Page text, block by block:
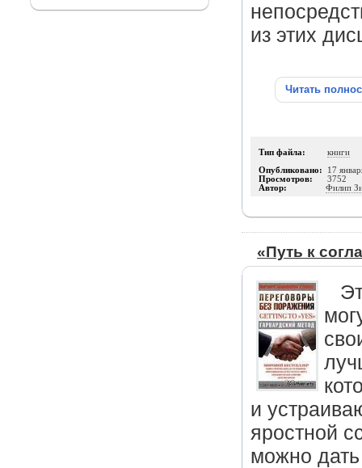
из этих
Читать
Тип файла: книги
Опубликовано: 17
Просмотров: 3752
Автор: Филип
«Путь к
и
яростной
можно